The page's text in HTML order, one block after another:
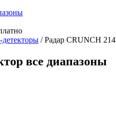
детекторы /Радар CRUNCH
все диапазоны